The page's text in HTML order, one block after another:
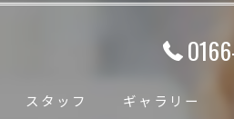
スタッフ ギャラリー